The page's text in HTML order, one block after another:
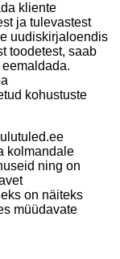
kliente
ja tulevastest
uudiskirjaloendis
toodetest, saab
kohustuste
kolmandale
ning on
on näiteks
müüdavate